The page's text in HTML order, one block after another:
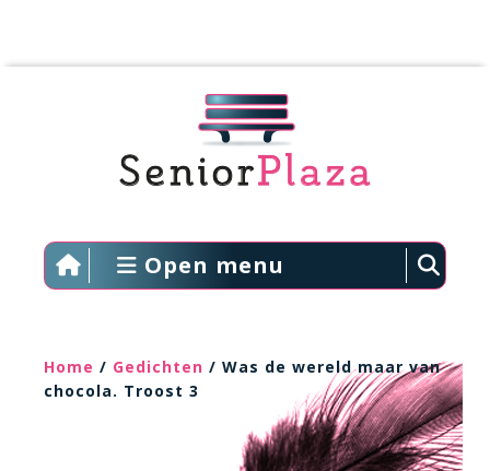
Open menu
Home / Gedichten / Was de wereld maar van
chocola. Troost 3